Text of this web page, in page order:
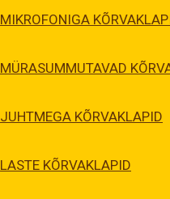
MIKROFONIGA
MÜRASUMMUTAVAD
JUHTMEGA KÕRVAKLAPID
LASTE KÕRVAKLAPID